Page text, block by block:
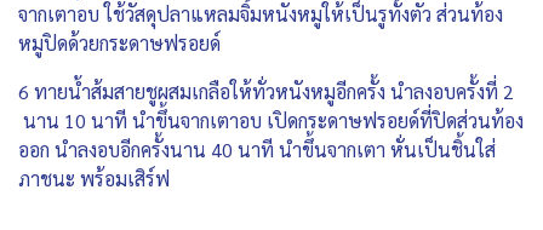
จากเตาอบ ใช้วัสดุปลาแหลมจิ้มหนังหมูให้เป็นรูทั้งตัว ส่วนท้อง
หมูปิดด้วยกระดาษฟรอยด์
6 ทายน้ำส้มสายชูผสมเกลือให้ทั่วหนังหมูอีกครั้ง นำลงอบครั้งที่ 2
นาน 10 นาที นำขึ้นจากเตาอบ เปิดกระดาษฟรอยด์ที่ปิดส่วนท้อง
ออก นำลงอบอีกครั้งนาน 40 นาที นำขึ้นจากเตา หั่นเป็นชิ้นใส่
ภาชนะ พร้อมเสิร์ฟ